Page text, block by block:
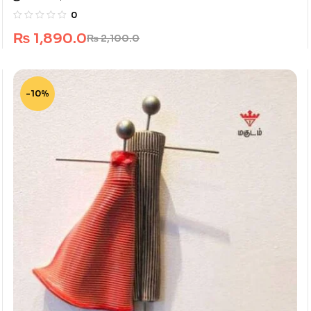
0
₨2,100.0
₨ 1,890.0
-10%